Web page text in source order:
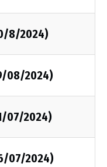
8/2024)
08/2024)
07/2024)
07/2024)